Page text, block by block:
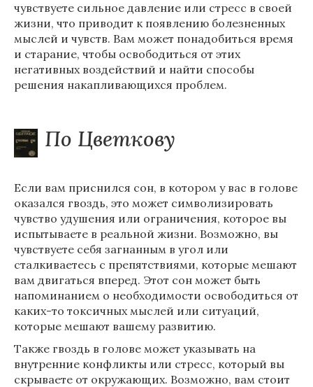
чувствуете сильное давление или стресс в своей
жизни, что приводит к появлению болезненных
мыслей и чувств. Вам может понадобиться время
и старание, чтобы освободиться от этих
негативных воздействий и найти способы
решения накапливающихся проблем.
По Цветкову
Если вам приснился сон, в котором у вас в голове
оказался гвоздь, это может символизировать
чувство удушения или ограничения, которое вы
испытываете в реальной жизни. Возможно, вы
чувствуете себя загнанным в угол или
сталкиваетесь с препятствиями, которые мешают
вам двигаться вперед. Этот сон может быть
напоминанием о необходимости освободиться от
каких-то токсичных мыслей или ситуаций,
которые мешают вашему развитию.
Также гвоздь в голове может указывать на
внутренние конфликты или стресс, который вы
скрываете от окружающих. Возможно, вам стоит